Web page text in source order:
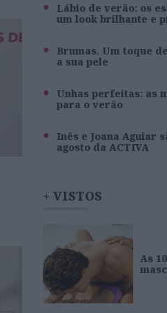
Lábio de verão: os
um look brilhante e
Brumas. Um toque
a sua pele
Unhas perfeitas: as
para o verão
Inês e Joana Aguiar
agosto da ACTIVA
+ VISTOS
As